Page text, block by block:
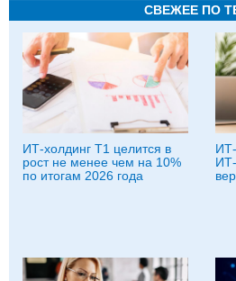
СВЕЖЕЕ ПО
ИТ-холдинг Т1 целится в
рост не менее чем на 10%
по итогам 2026 года